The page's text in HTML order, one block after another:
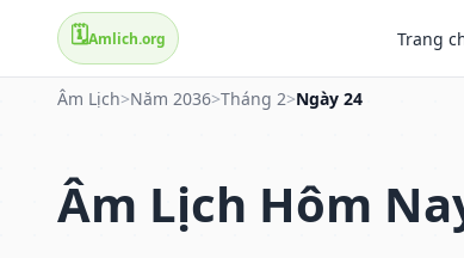
🗓️Amlich.org Trang
Âm Lịch>Năm 2036>Tháng 2>Ngày 24
Âm Lịch Hôm